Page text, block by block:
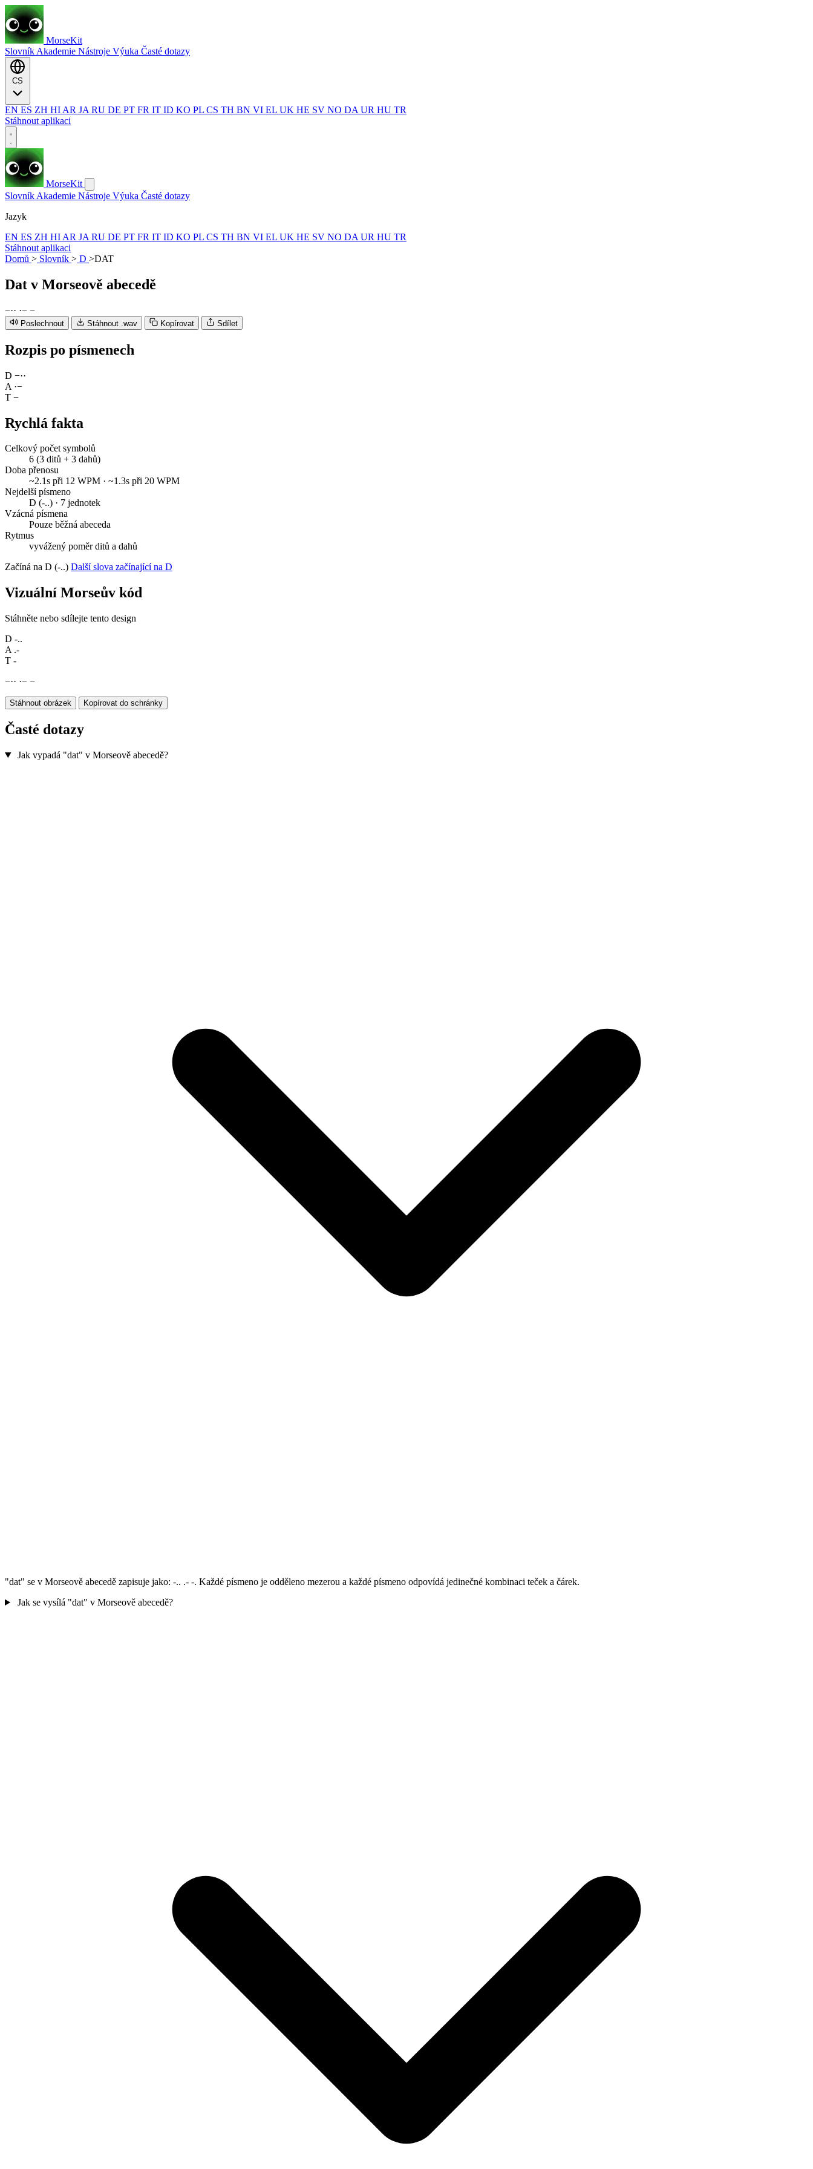
MorseKit
Slovník Akademie Nástroje Výuka Časté dotazy
EN ES ZH HI AR JA RU DE PT FR IT ID KO PL CS TH BN VI EL UK HE SV NO DA UR HU TR
Stáhnout aplikaci
MorseKit
Slovník Akademie Nástroje Výuka Časté dotazy
Jazyk
EN ES ZH HI AR JA RU DE PT FR IT ID KO PL CS TH BN VI EL UK HE SV NO DA UR HU TR
Stáhnout aplikaci
Domů > Slovník > D >DAT
Dat v Morseově abecedě
−·· ·− −
Poslechnout Stáhnout .wav Kopírovat Sdílet
Rozpis po písmenech
D −··
A ·−
T −
Rychlá fakta
Celkový počet symbolů
6 (3 ditů + 3 dahů)
Doba přenosu
~2.1s při 12 WPM · ~1.3s při 20 WPM
Nejdelší písmeno
D (-..) · 7 jednotek
Vzácná písmena
Pouze běžná abeceda
Rytmus
vyvážený poměr ditů a dahů
Začíná na D (-..) Další slova začínající na D
Vizuální Morseův kód
Stáhněte nebo sdílejte tento design
D -..
A .-
T -
−·· ·− −
Stáhnout obrázek Kopírovat do schránky
Časté dotazy
Jak vypadá "dat" v Morseově abecedě?
"dat" se v Morseově abecedě zapisuje jako: -.. .- -. Každé písmeno je odděleno mezerou a každé písmeno odpovídá jedinečné kombinaci teček a čárek.
Jak se vysílá "dat" v Morseově abecedě?